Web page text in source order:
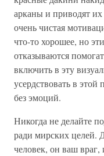
арканы и приводят
очень чистая
что-то хорошее, но
отказываются
включить в эту
усердствовать в
без эмоций.
Никогда не делайте
ради мирских целей.
человек, он ваш